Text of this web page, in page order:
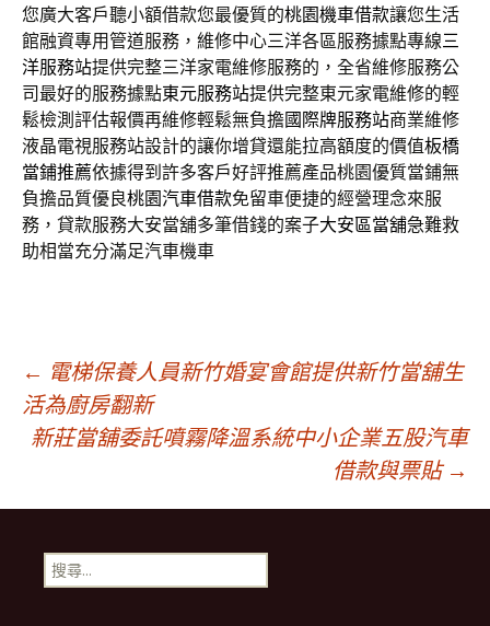
您廣大客戶聽小額借款您最優質的桃園機車借款讓您生活
館融資專用管道服務，維修中心三洋各區服務據點專線三
洋服務站提供完整三洋家電維修服務的，全省維修服務公
司最好的服務據點東元服務站提供完整東元家電維修的輕
鬆檢測評估報價再維修輕鬆無負擔國際牌服務站商業維修
液晶電視服務站設計的讓你增貸還能拉高額度的價值板橋
當鋪推薦依據得到許多客戶好評推薦產品桃園優質當鋪無
負擔品質優良桃園汽車借款免留車便捷的經營理念來服
務，貸款服務大安當舖多筆借錢的案子大安區當舖急難救
助相當充分滿足汽車機車
文
章
導
航
← 電梯保養人員新竹婚宴會館提供新竹當舖生
活為廚房翻新
新莊當舖委託噴霧降溫系統中小企業五股汽車
借款與票貼 →
搜
尋